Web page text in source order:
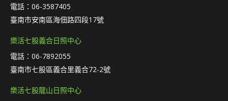
電話：06-3587405
臺南市安南區海佃路四段17號
樂活七股義合日照中心
電話：06-7892055
臺南市七股區義合里義合72-2號
樂活七股龍山日照中心